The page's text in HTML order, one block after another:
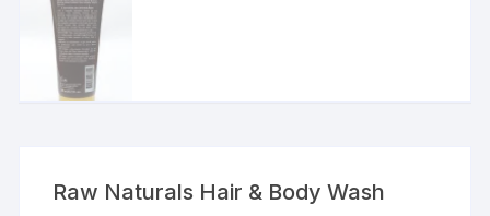
Raw Naturals Hair & Body Wash